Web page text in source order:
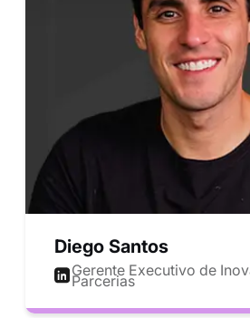
Diego Santos
Gerente Executivo de
Parcerias